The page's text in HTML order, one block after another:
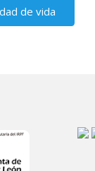
de vida